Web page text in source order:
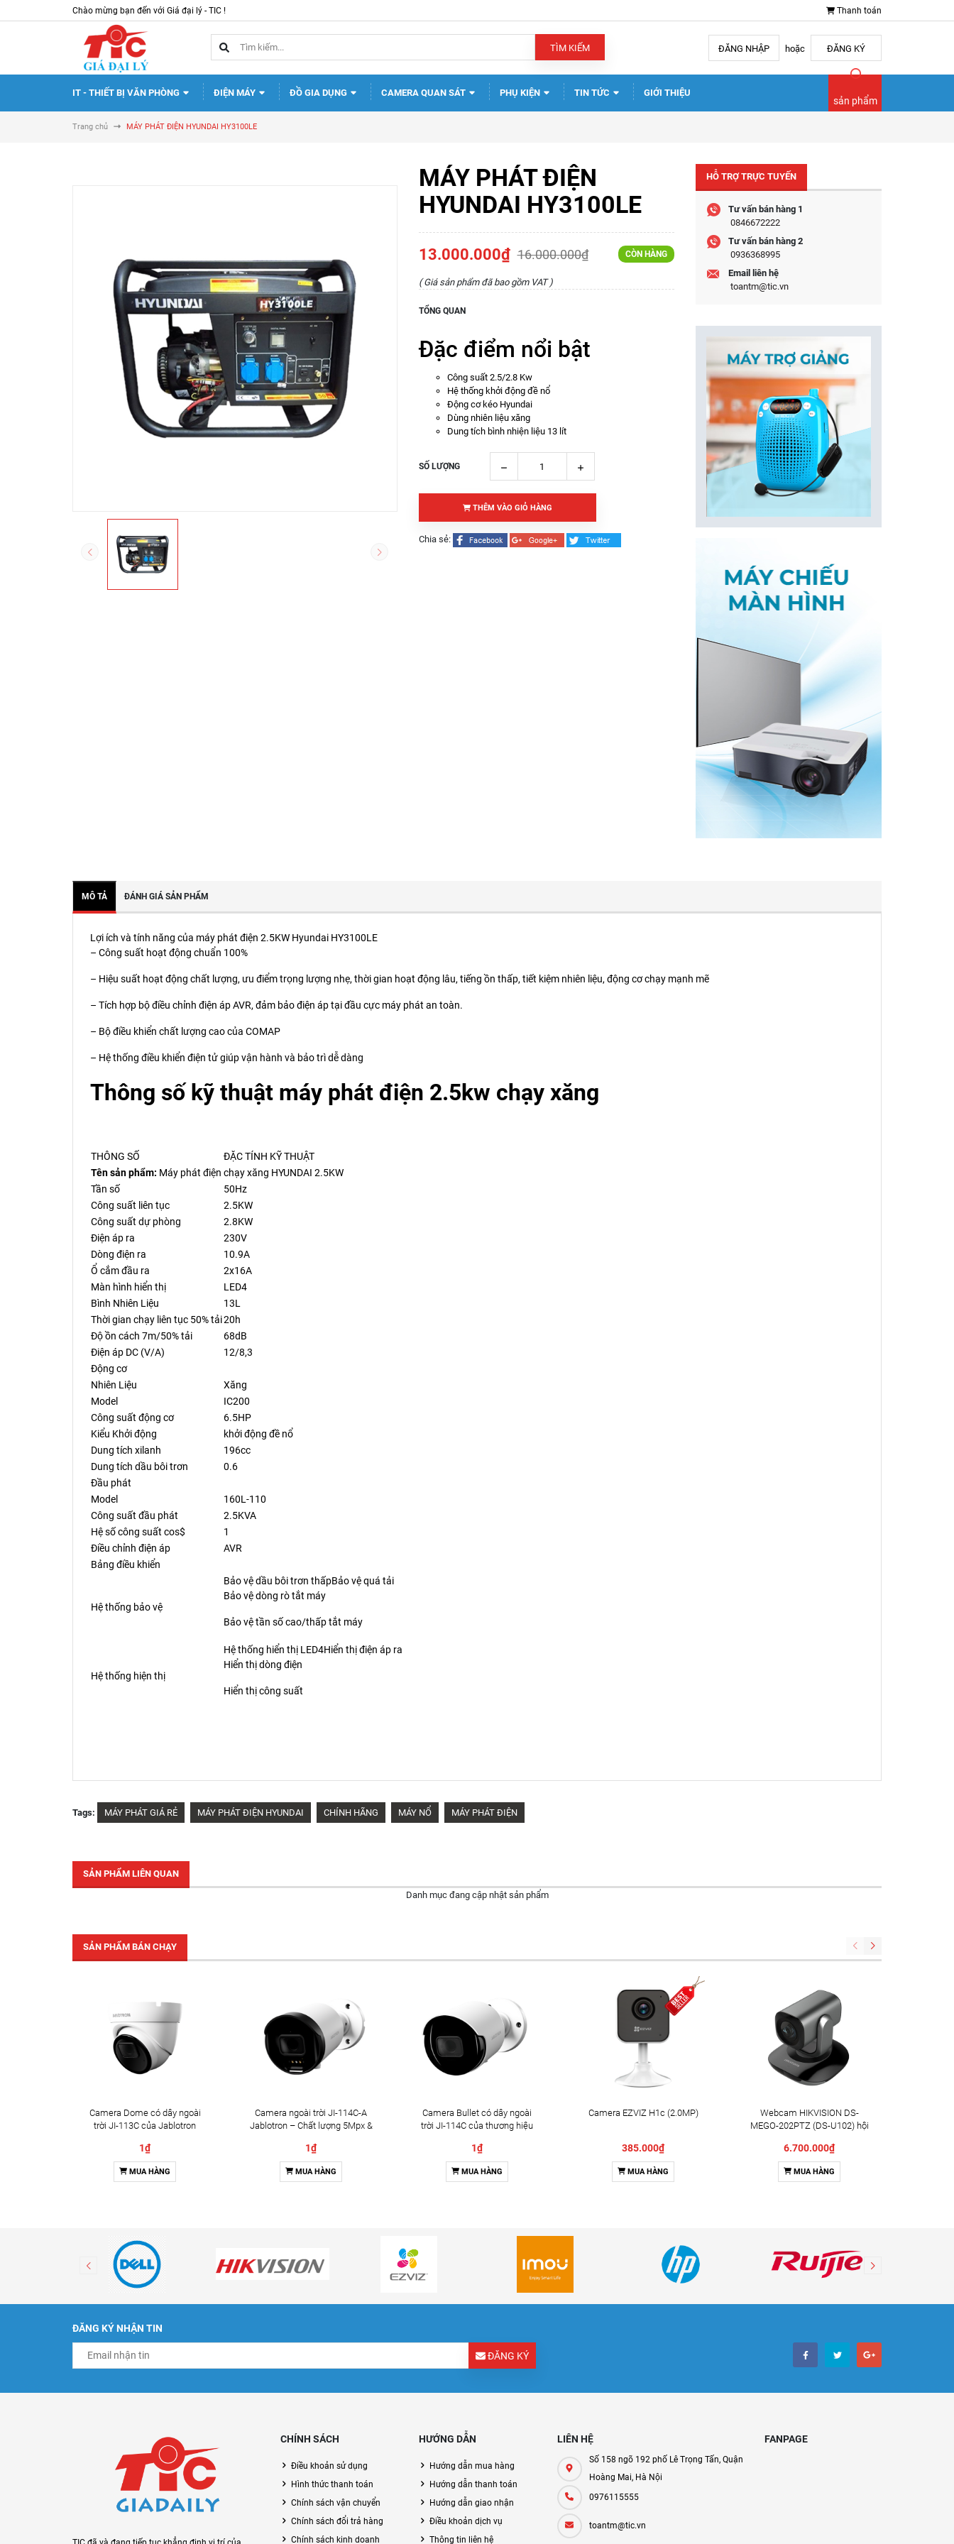
Chào mừng bạn đến với Giá đại lý - TIC ! Thanh toán
TÌM KIẾM ĐĂNG NHẬP hoặc ĐĂNG KÝ
IT - THIẾT BỊ VĂN PHÒNG ĐIỆN MÁY ĐỒ GIA DỤNG CAMERA QUAN SÁT PHỤ KIỆN TIN TỨC GIỚI THIỆU
sản phẩm
Trang chủ MÁY PHÁT ĐIỆN HYUNDAI HY3100LE
MÁY PHÁT ĐIỆN
HYUNDAI HY3100LE
13.000.000₫ 16.000.000₫ CÒN HÀNG
( Giá sản phẩm đã bao gồm VAT )
TỔNG QUAN
Đặc điểm nổi bật
Công suất 2.5/2.8 Kw
Hệ thống khởi động đề nổ
Động cơ kéo Hyundai
Dùng nhiên liệu xăng
Dung tích bình nhiện liệu 13 lít
SỐ LƯỢNG
THÊM VÀO GIỎ HÀNG
Chia sẻ:
HỖ TRỢ TRỰC TUYẾN
Tư vấn bán hàng 1
0846672222
Tư vấn bán hàng 2
0936368995
Email liên hệ
toantm@tic.vn
MÔ TẢ ĐÁNH GIÁ SẢN PHẨM
Lợi ích và tính năng của máy phát điện 2.5KW Hyundai HY3100LE
– Công suất hoạt động chuẩn 100%
– Hiệu suất hoạt động chất lượng, ưu điểm trọng lượng nhẹ, thời gian hoạt động lâu, tiếng ồn thấp, tiết kiệm nhiên liệu, động cơ chạy mạnh mẽ
– Tích hợp bộ điều chỉnh điện áp AVR, đảm bảo điện áp tại đầu cực máy phát an toàn.
– Bộ điều khiển chất lượng cao của COMAP
– Hệ thống điều khiển điện tử giúp vận hành và bảo trì dễ dàng
Thông số kỹ thuật máy phát điện 2.5kw chạy xăng
THÔNG SỐ
ĐẶC TÍNH KỸ THUẬT
Tên sản phẩm: Máy phát điện chạy xăng HYUNDAI 2.5KW
Tần số
50Hz
Công suất liên tục
2.5KW
Công suất dự phòng
2.8KW
Điện áp ra
230V
Dòng điện ra
10.9A
Ổ cắm đầu ra
2x16A
Màn hình hiển thị
LED4
Bình Nhiên Liệu
13L
Thời gian chạy liên tục 50% tải20h
Độ ồn cách 7m/50% tải
68dB
Điện áp DC (V/A)
12/8,3
Động cơ
Nhiên Liệu
Xăng
Model
IC200
Công suất động cơ
6.5HP
Kiểu Khởi động
khởi động đề nổ
Dung tích xilanh
196cc
Dung tích dầu bôi trơn
0.6
Đầu phát
Model
160L-110
Công suất đầu phát
2.5KVA
Hệ số công suất cos$
1
Điều chỉnh điện áp
AVR
Bảng điều khiển
Hệ thống bảo vệ
Bảo vệ dầu bôi trơn thấpBảo vệ quá tải
Bảo vệ dòng rò tắt máy
Bảo vệ tần số cao/thấp tắt máy
Hệ thống hiện thị
Hệ thống hiển thị LED4Hiển thị điện áp ra
Hiển thị dòng điện
Hiển thị công suất
Tags: MÁY PHÁT GIÁ RẺ MÁY PHÁT ĐIỆN HYUNDAI CHÍNH HÃNG MÁY NỔ MÁY PHÁT ĐIỆN
SẢN PHẨM LIÊN QUAN
Danh mục đang cập nhật sản phẩm
SẢN PHẨM BÁN CHẠY
Camera Dome có dây ngoài
trời JI-113C của Jablotron
1₫
MUA HÀNG
Camera ngoài trời JI-114C-A
Jablotron – Chất lượng 5Mpx &
1₫
MUA HÀNG
Camera Bullet có dây ngoài
trời JI-114C của thương hiệu
1₫
MUA HÀNG
Camera EZVIZ H1c (2.0MP)
385.000₫
MUA HÀNG
Webcam HIKVISION DS-
MEGO-202PTZ (DS-U102) hội
6.700.000₫
MUA HÀNG
ĐĂNG KÝ NHẬN TIN
ĐĂNG KÝ
CHÍNH SÁCH
Điều khoản sử dụng
Hình thức thanh toán
Chính sách vận chuyển
Chính sách đổi trả hàng
Chính sách kinh doanh
HƯỚNG DẪN
Hướng dẫn mua hàng
Hướng dẫn thanh toán
Hướng dẫn giao nhận
Điều khoản dịch vụ
Thông tin liên hệ
LIÊN HỆ
Số 158 ngõ 192 phố Lê Trọng Tấn, Quận
Hoàng Mai, Hà Nội
0976115555
toantm@tic.vn
FANPAGE